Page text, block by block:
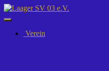
Navigation
umschalten
Verein